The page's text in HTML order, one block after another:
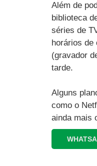
Além de
biblioteca
séries de
horários de
(gravador
tarde.
Alguns
como o
ainda mais